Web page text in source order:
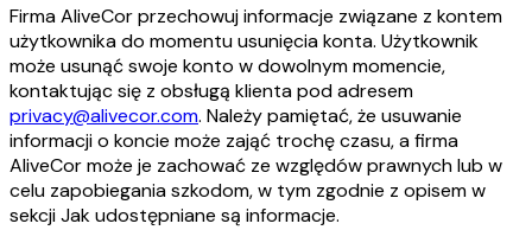
Firma AliveCor przechowuj informacje związane z kontem
użytkownika do momentu usunięcia konta. Użytkownik
może usunąć swoje konto w dowolnym momencie,
kontaktując się z obsługą klienta pod adresem
privacy@alivecor.com. Należy pamiętać, że usuwanie
informacji o koncie może zająć trochę czasu, a firma
AliveCor może je zachować ze względów prawnych lub w
celu zapobiegania szkodom, w tym zgodnie z opisem w
sekcji Jak udostępniane są informacje.